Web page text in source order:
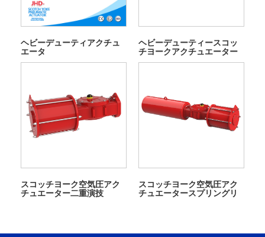
ヘビーデューティアクチュ
エータ
ヘビーデューティースコッ
チヨークアクチュエーター
スコッチヨーク空気圧アク
チュエーター二重演技
スコッチヨーク空気圧アク
チュエータースプリングリ